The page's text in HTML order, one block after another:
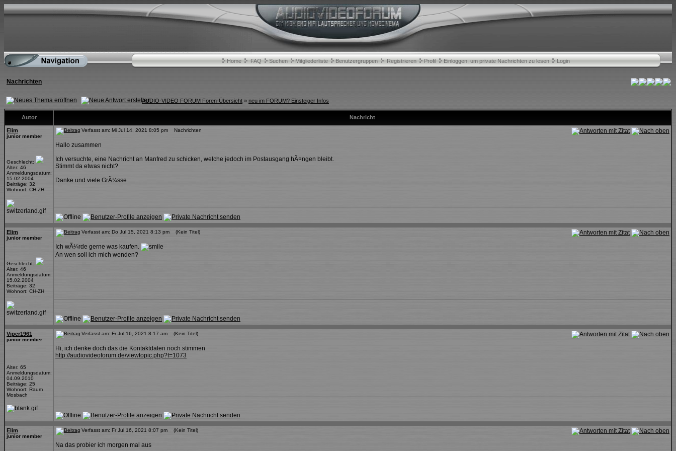
Home FAQ Suchen Mitgliederliste Benutzergruppen Registrieren Profil Einloggen, um private Nachrichten zu lesen Login
Nachrichten
AUDIO-VIDEO FORUM Foren-Übersicht » neu im FORUM? Einsteiger Infos
Autor Nachricht
Elim
junior member
Geschlecht:
Alter: 46
Anmeldungsdatum:
15.02.2004
Beiträge: 32
Wohnort: CH-ZH
Verfasst am: Mi Jul 14, 2021 8:05 pm Nachrichten
Hallo zusammen
Ich versuchte, eine Nachricht an Manfred zu schicken, welche jedoch im Postausgang hÃ¤ngen bleibt.
Stimmt da etwas nicht?
Danke und viele GrÃ¼sse
Elim
junior member
Geschlecht:
Alter: 46
Anmeldungsdatum:
15.02.2004
Beiträge: 32
Wohnort: CH-ZH
Verfasst am: Do Jul 15, 2021 8:13 pm (Kein Titel)
Ich wÃ¼rde gerne was kaufen.
An wen soll ich mich wenden?
Viper1961
junior member
Alter: 65
Anmeldungsdatum:
04.09.2010
Beiträge: 25
Wohnort: Raum
Mosbach
Verfasst am: Fr Jul 16, 2021 8:17 am (Kein Titel)
Hi, ich denke doch das die Kontaktdaten noch stimmen
http://audiovideoforum.de/viewtopic.php?t=1073
Elim
junior member
Verfasst am: Fr Jul 16, 2021 8:07 pm (Kein Titel)
Na das probier ich morgen mal aus